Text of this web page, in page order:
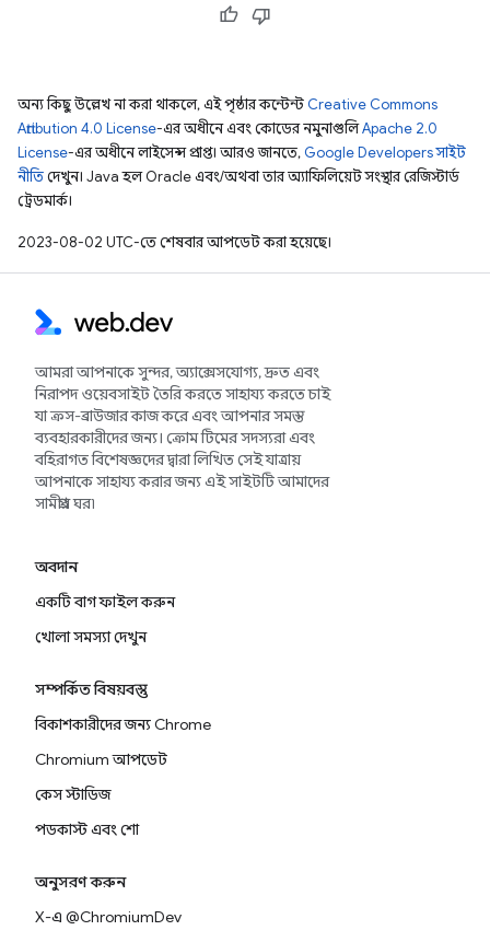
অন্য কিছু উল্লেখ না করা থাকলে, এই পৃষ্ঠার কন্টেন্ট Creative Commons
Attribution 4.0 License-এর অধীনে এবং কোডের নমুনাগুলিApache 2.0
License-এর অধীনে লাইসেন্স প্রাপ্ত। আরও জানতে, Google Developers সাইট
নীতিদেখুন। Java হল Oracle এবং/অথবা তার অ্যাফিলিয়েট সংস্থার রেজিস্টার্ড
ট্রেডমার্ক।
2023-08-02 UTC-তে শেষবার আপডেট করা হয়েছে।
আমরা আপনাকে সুন্দর, অ্যাক্সেসযোগ্য, দ্রুত এবং
নিরাপদ ওয়েবসাইট তৈরি করতে সাহায্য করতে চাই
যা ক্রস-ব্রাউজার কাজ করে এবং আপনার সমস্ত
ব্যবহারকারীদের জন্য। ক্রোম টিমের সদস্যরা এবং
বহিরাগত বিশেষজ্ঞদের দ্বারা লিখিত সেই যাত্রায়
আপনাকে সাহায্য করার জন্য এই সাইটটি আমাদের
সামগ্রীর ঘর৷
অবদান
একটি বাগ ফাইল করুন
খোলা সমস্যা দেখুন
সম্পর্কিত বিষয়বস্তু
বিকাশকারীদের জন্য Chrome
Chromium আপডেট
কেস স্টাডিজ
পডকাস্ট এবং শো
অনুসরণ করুন
X-এ @ChromiumDev